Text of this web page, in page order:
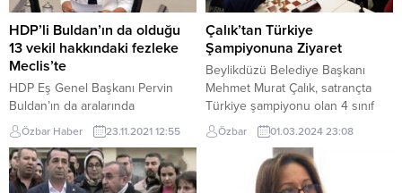
HDP’li Buldan’ın da olduğu
13 vekil hakkındaki fezleke
Meclis’te
HDP Eş Genel Başkanı Pervin
Buldan’ın da aralarında
bulunduğu 13 milletvekili
hakkındaki 16 yeni dokunulmazlık
dosyası, TBMM Başkanlığı’na
sunuldu. HDP‘nin Eş Genel
Özbar Haber 23.11.2021 12:55
Çalık’tan Türkiye
Şampiyonuna Ziyaret
Beylikdüzü Belediye Başkanı
Mehmet Murat Çalık, satrançta
Türkiye şampiyonu olan 4 sınıf
öğrencisi Onur Hışır’ı okulunda
ziyaret etti. Hışır’ı ve
öğretmenlerini başarısından
dolayı tebrik eden Başkan Çalık,
Özbar 01.03.2024 23:08